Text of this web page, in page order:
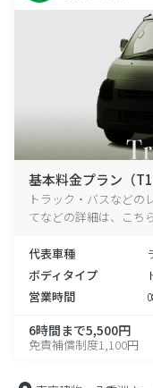
基本料金プラン（T1
トラック・バスなどの
てなどの詳細は、こち
代表車種
ボディタイプ
営業時間
6時間まで5,500円
免責補償制度1,100円